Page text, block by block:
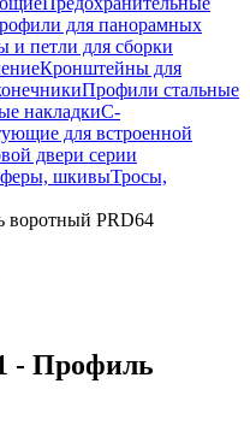
для панорамных
и петли для сборки
Кронштейны для
Профили стальные
накладкиС-
для встроенной
двери серии
шкивыТросы,
воротный PRD64
- Профиль